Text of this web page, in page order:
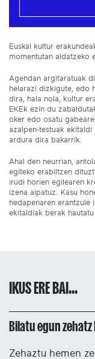
Euskal kultur
momentutan aldatzeko
Agendan argitaratuak
helarazi dizkigute, edo
dira, hala nola, kultur
EKEk ezin du
oker edo osatu
azalpen-testuak
ardura dira bakarrik.
Ahal den neurrian,
egiteko erabiltzen
irudi horien egilearen
izena aipatuz. Kasu
hedapenaren erantzule
ekitaldiak berak
IKUS ERE BAI...
Bilatu egun
Zehaztu hemen